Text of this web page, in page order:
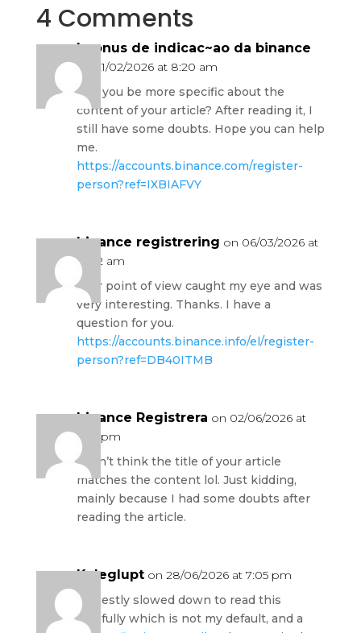
4 Comments
b^onus de indicac~ao da binance
on 21/02/2026 at 8:20 am
Can you be more specific about the
content of your article? After reading it, I
still have some doubts. Hope you can help
me.
https://accounts.binance.com/register-
person?ref=IXBIAFVY
binance registrering on 06/03/2026 at
12:42 am
Your point of view caught my eye and was
very interesting. Thanks. I have a
question for you.
https://accounts.binance.info/el/register-
person?ref=DB40ITMB
binance Registrera on 02/06/2026 at
9:53 pm
I don’t think the title of your article
matches the content lol. Just kidding,
mainly because I had some doubts after
reading the article.
Kaleglupt on 28/06/2026 at 7:05 pm
Honestly slowed down to read this
carefully which is not my default, and a